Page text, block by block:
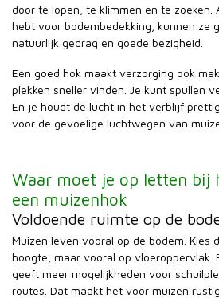
door te lopen, te klimmen en te zoeken.
hebt voor bodembedekking, kunnen ze
natuurlijk gedrag en goede bezigheid.
Een goed hok maakt verzorging ook
plekken sneller vinden. Je kunt spullen
En je houdt de lucht in het verblijf
voor de gevoelige luchtwegen van
Waar moet je op letten bij
een muizenhok
Voldoende ruimte op de
Muizen leven vooral op de bodem. Kies
hoogte, maar vooral op vloeroppervlak.
geeft meer mogelijkheden voor
routes. Dat maakt het voor muizen